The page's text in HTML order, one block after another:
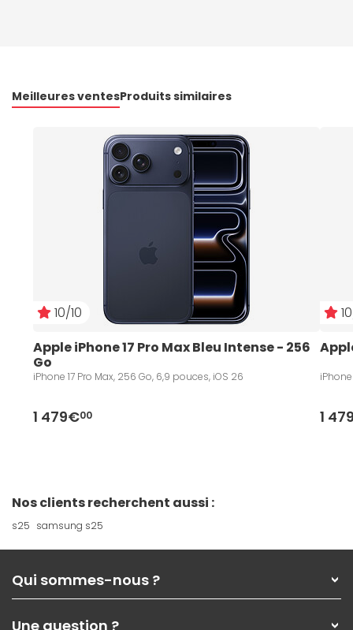
Meilleures ventesProduits similaires
10/10
Apple iPhone 17 Pro Max Bleu Intense - 256
Go
iPhone 17 Pro Max, 256 Go, 6,9 pouces, iOS 26
1 479€00 1
Nos clients recherchent aussi :
s25 samsung s25
Qui sommes-nous ?
Une question ?